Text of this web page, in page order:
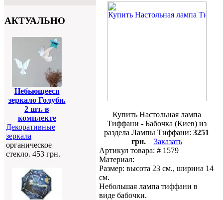
АКТУАЛЬНО
Небьющееся
зеркало Голуби.
2 шт. в
комплекте
Декоративные
зеркала
органическое
стекло. 453 грн.
Купить Настольная лампа
Тиффани - Бабочка (Киев) из
раздела Лампы Тиффани: 3251
грн.
Заказать
Артикул товара: # 1579
Материал:
Размер: высота 23 см., ширина 14
см.
Небольшая лампа тиффани в
виде бабочки.